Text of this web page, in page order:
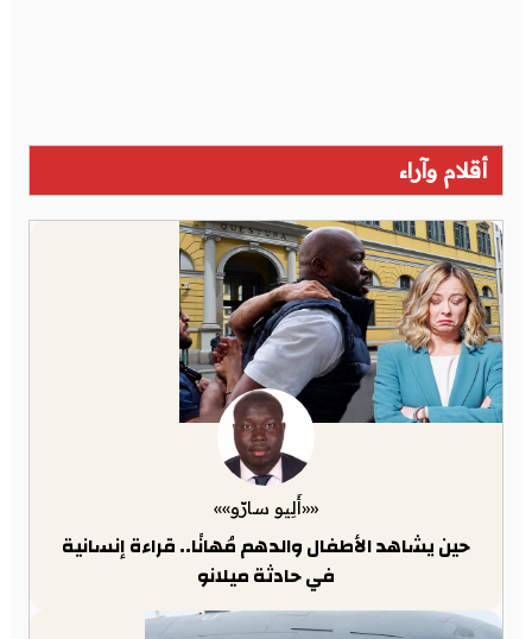
أقلام وآراء
««أَلِيو سارّو»»
حين يشاهد الأطفال والدهم مُهانًا.. قراءة إنسانية
في حادثة ميلانو